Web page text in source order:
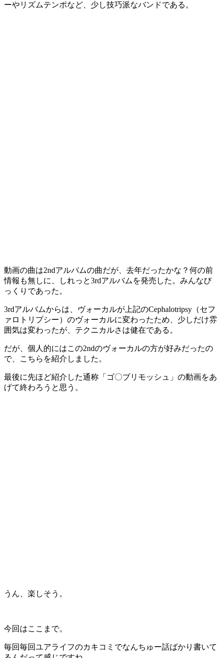
ーやリズムテンポなど、少し技巧派なバンドである。
動画の曲は2ndアルバムの曲だが、去年だったかな？何の前
情報も無しに、しれっと3rdアルバムを発売した。みんなび
っくりであった。
3rdアルバムからは、ヴォーカルが上記のCephalotripsy（セフ
ァロトリプシー）のヴォーカルに変わったため、少しだけ雰
囲気は変わったが、テクニカルさは健在である。
だが、個人的にはこの2ndのヴォーカルの方が好みだったの
で、こちらを紹介しました。
最後に先ほど紹介した通称「ゴ〇ブリモッシュ」の動画をあ
げて終わろうと思う。
うん、楽しそう。
今回はここまで。
毎回毎回ユアライフのカキコミでなんちゅー話ばかり書いて